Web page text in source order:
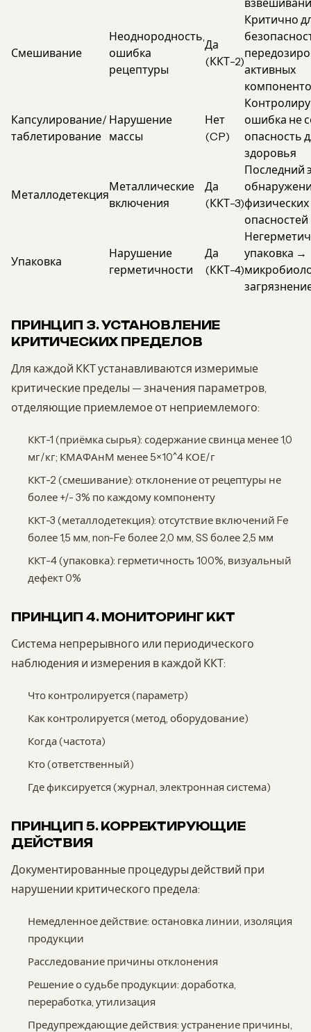
Смешивание
Неоднородность,
ошибка
рецептуры
Да
(ККТ-2)
Критично
активных
Капсулирование/
таблетирование
Нарушение
массы
Нет
(CP)
ошибка не
опасность
здоровья
Металлодетекция
Металлические
включения
Да
(ККТ-3)
Последний
физических
опасностей
Упаковка
Нарушение
герметичности
Да
(ККТ-4)
упаковка →
ПРИНЦИП 3. УСТАНОВЛЕНИЕ
КРИТИЧЕСКИХ ПРЕДЕЛОВ
Для каждой ККТ устанавливаются измеримые
критические пределы — значения параметров,
отделяющие приемлемое от неприемлемого:
ККТ-1 (приёмка сырья): содержание свинца менее 1,0
мг/кг; КМАФАнМ менее 5×10^4 КОЕ/г
ККТ-2 (смешивание): отклонение от рецептуры не
более +/- 3% по каждому компоненту
ККТ-3 (металлодетекция): отсутствие включений Fe
более 1,5 мм, non-Fe более 2,0 мм, SS более 2,5 мм
ККТ-4 (упаковка): герметичность 100%, визуальный
дефект 0%
ПРИНЦИП 4. МОНИТОРИНГ ККТ
Система непрерывного или периодического
наблюдения и измерения в каждой ККТ:
Что контролируется (параметр)
Как контролируется (метод, оборудование)
Когда (частота)
Кто (ответственный)
Где фиксируется (журнал, электронная система)
ПРИНЦИП 5. КОРРЕКТИРУЮЩИЕ
ДЕЙСТВИЯ
Документированные процедуры действий при
нарушении критического предела:
Немедленное действие: остановка линии, изоляция
продукции
Расследование причины отклонения
Решение о судьбе продукции: доработка,
переработка, утилизация
Предупреждающие действия: устранение причины,